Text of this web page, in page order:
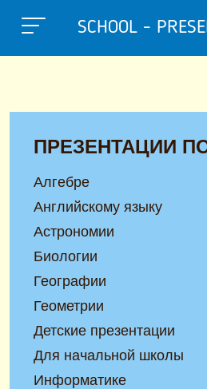
SCHOOL -
ПРЕЗЕНТАЦИИ
Алгебре
Английскому языку
Астрономии
Биологии
Географии
Геометрии
Детские презентации
Для начальной школы
Информатике